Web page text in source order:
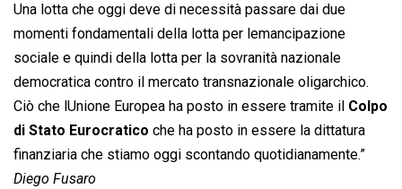
Una lotta che oggi deve di necessità passare dai due
momenti fondamentali della lotta per lemancipazione
sociale e quindi della lotta per la sovranità nazionale
democratica contro il mercato transnazionale oligarchico.
Ciò che lUnione Europea ha posto in essere tramite il Colpo
di Stato Eurocratico che ha posto in essere la dittatura
finanziaria che stiamo oggi scontando quotidianamente.”
Diego Fusaro